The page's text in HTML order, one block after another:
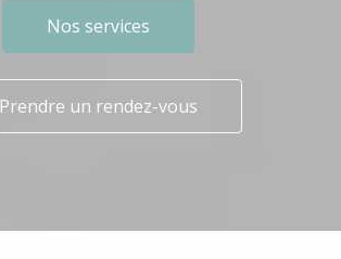
Nos services
Prendre un rendez-vous